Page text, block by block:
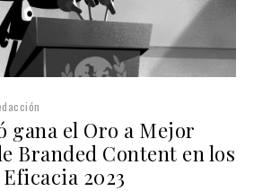
gana el Oro a Mejor
Branded Content en los
2023